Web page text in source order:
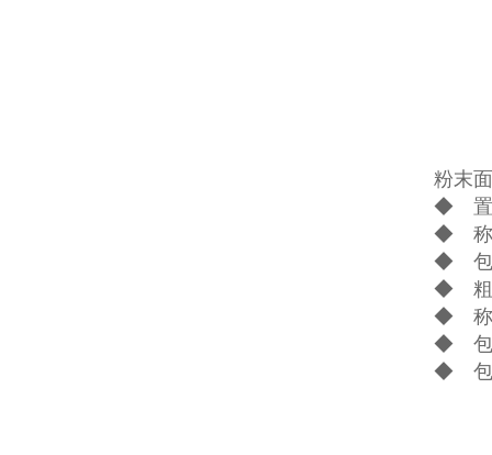
粉末
◆ 置
◆ 称
◆ 包
◆ 粗
◆ 称
◆ 包
◆ 包